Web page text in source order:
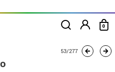
0
Gruppo di disco dorato
53/277